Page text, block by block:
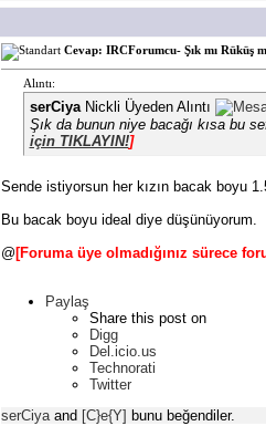
Cevap: IRCForumcu- Şık mı Rüküş
Alıntı:
serCiyaNickli Üyeden Alıntı
Şık da bunun niye bacağı kısa bu
için TIKLAYIN!]
Sende istiyorsun her kızın bacak boyu
Bu bacak boyu ideal diye düşünüyorum.
@ [Foruma üye olmadığınız sürece
Paylaş
Share this post on
Digg
Del.icio.us
Technorati
Twitter
serCiyaand [C}e{Y] bunu beğendiler.